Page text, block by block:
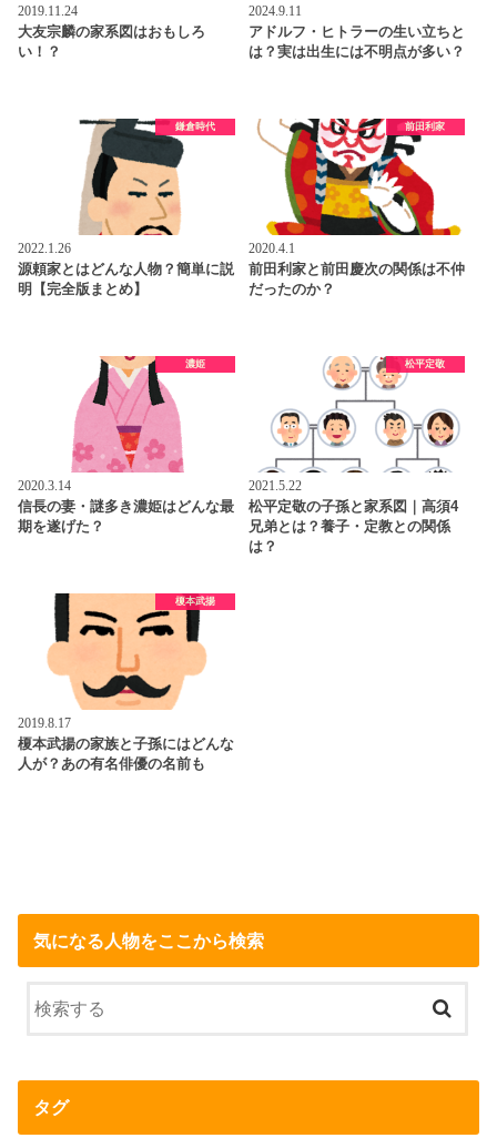
2019.11.24
大友宗麟の家系図はおもしろ
い！？
2024.9.11
アドルフ・ヒトラーの生い立ちと
は？実は出生には不明点が多い？
鎌倉時代
2022.1.26
源頼家とはどんな人物？簡単に説
明【完全版まとめ】
前田利家
2020.4.1
前田利家と前田慶次の関係は不仲
だったのか？
濃姫
2020.3.14
信長の妻・謎多き濃姫はどんな最
期を遂げた？
松平定敬
2021.5.22
松平定敬の子孫と家系図｜高須4
兄弟とは？養子・定教との関係
は？
榎本武揚
2019.8.17
榎本武揚の家族と子孫にはどんな
人が？あの有名俳優の名前も
気になる人物をここから検索
タグ